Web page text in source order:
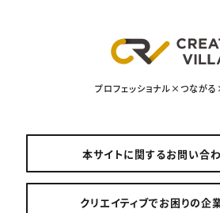
プロフェッショナル×つなが
本サイトに関するお問い合
クリエイティブでお困りの企